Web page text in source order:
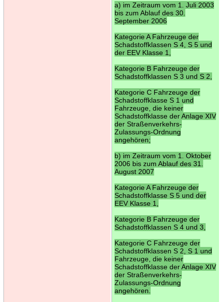
a) im Zeitraum vom 1. Juli 2003
bis zum Ablauf des 30.
September 2006
Kategorie A Fahrzeuge der
Schadstoffklassen S 4, S 5 und
der EEV Klasse 1,
Kategorie B Fahrzeuge der
Schadstoffklassen S 3 und S 2,
Kategorie C Fahrzeuge der
Schadstoffklasse S 1 und
Fahrzeuge, die keiner
Schadstoffklasse der Anlage XIV
der Straßenverkehrs-
Zulassungs-Ordnung
angehören;
b) im Zeitraum vom 1. Oktober
2006 bis zum Ablauf des 31.
August 2007
Kategorie A Fahrzeuge der
Schadstoffklasse S 5 und der
EEV Klasse 1,
Kategorie B Fahrzeuge der
Schadstoffklassen S 4 und 3,
Kategorie C Fahrzeuge der
Schadstoffklassen S 2, S 1 und
Fahrzeuge, die keiner
Schadstoffklasse der Anlage XIV
der Straßenverkehrs-
Zulassungs-Ordnung
angehören.